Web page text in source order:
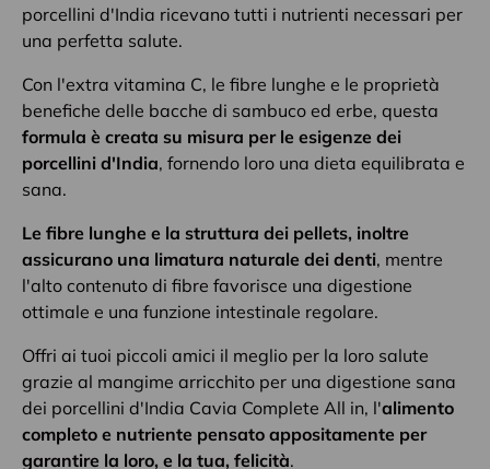
porcellini d'India ricevano tutti i nutrienti necessari per
una perfetta salute.
Con l'extra vitamina C, le fibre lunghe e le proprietà
benefiche delle bacche di sambuco ed erbe, questa
formula è creata su misura per le esigenze dei
porcellini d'India, fornendo loro una dieta equilibrata e
sana.
Le fibre lunghe e la struttura dei pellets, inoltre
assicurano una limatura naturale dei denti, mentre
l'alto contenuto di fibre favorisce una digestione
ottimale e una funzione intestinale regolare.
Offri ai tuoi piccoli amici il meglio per la loro salute
grazie al mangime arricchito per una digestione sana
dei porcellini d'India Cavia Complete All in, l'alimento
completo e nutriente pensato appositamente per
garantire la loro, e la tua, felicità.